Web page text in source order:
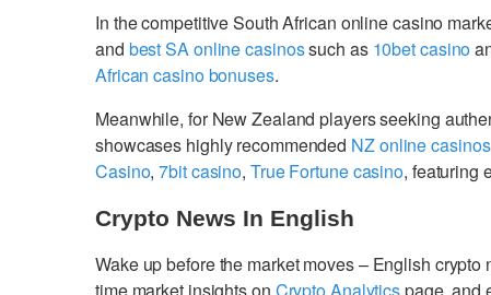
In the competitive South African online casino
and best SA online casinossuch as 10bet casino
African casino bonuses.
Meanwhile, for New Zealand players seeking
showcases highly recommended NZ online casinos
Casino,7bit casino, True Fortune casino, featuring
Crypto News In English
Wake up before the market moves – English crypto